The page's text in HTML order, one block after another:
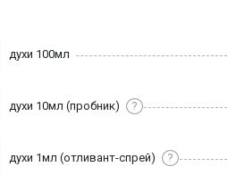
духи 100мл
духи 10мл (пробник) ?
духи 1мл (отливант-спрей) ?